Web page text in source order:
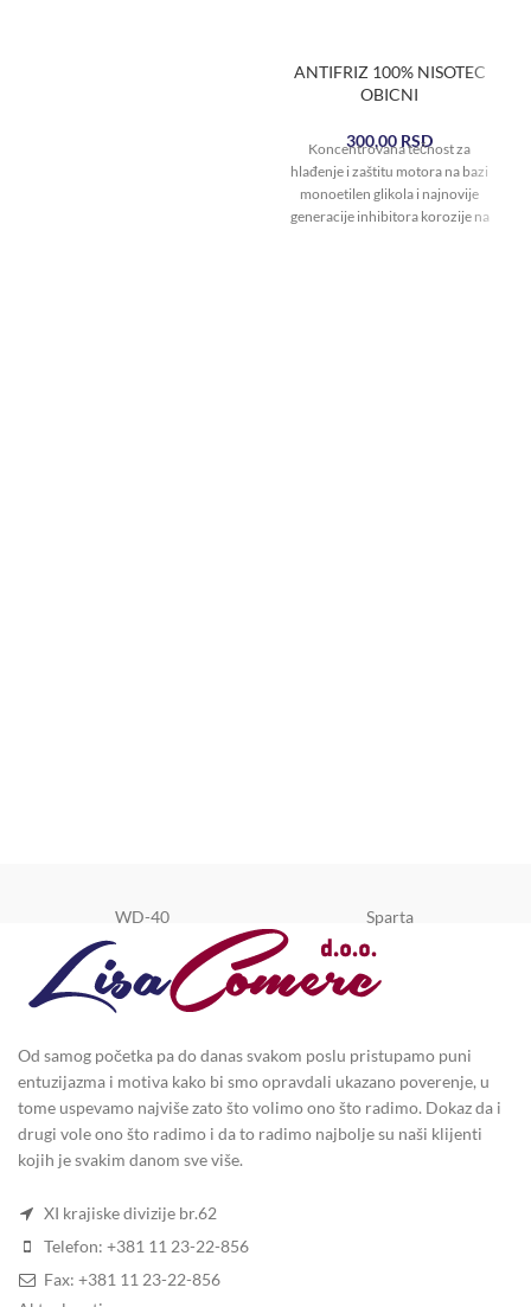
ANTIFRIZ 100% NISOTEC
OBICNI
300,00 RSD
Koncentrovana tečnost za
hlađenje i zaštitu motora na bazi
monoetilen glikola i najnovije
generacije inhibitora korozije na
WD-40 Sparta
Od samog početka pa do danas svakom poslu pristupamo puni
entuzijazma i motiva kako bi smo opravdali ukazano poverenje, u
tome uspevamo najviše zato što volimo ono što radimo. Dokaz da i
drugi vole ono što radimo i da to radimo najbolje su naši klijenti
kojih je svakim danom sve više.
XI krajiske divizije br.62
Telefon: +381 11 23-22-856
Fax: +381 11 23-22-856